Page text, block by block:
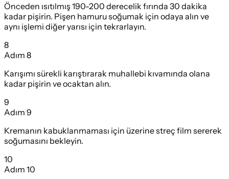
Önceden ısıtılmış 190-200 derecelik fırında 30 dakika
kadar pişirin. Pişen hamuru soğumak için odaya alın ve
aynı işlemi diğer yarısı için tekrarlayın.
8
Adım 8
Karışımı sürekli karıştırarak muhallebi kıvamında olana
kadar pişirin ve ocaktan alın.
9
Adım 9
Kremanın kabuklanmaması için üzerine streç film sererek
soğumasını bekleyin.
10
Adım 10